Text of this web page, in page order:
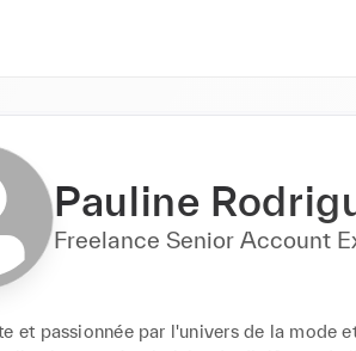
Pauline
Freelance Senior Account
et passionnée par l'univers de la mode